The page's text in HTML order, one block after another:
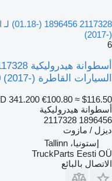
(2017-)
6
السيارات القاطرة DAF CF450, CF460 (2017-)
341.200 €100.80 ≈ $116.50
أسطوانة هيدروليكية
1896456 2117328
ديزل / مازوت
إستونيا، Tallinn
TruckParts Eesti OÜ
الاتصال بالبائع